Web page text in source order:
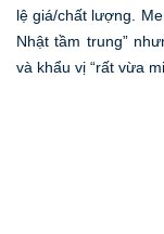
lệ giá/chất lượng.
Nhật tầm trung”
và khẩu vị “rất vừa